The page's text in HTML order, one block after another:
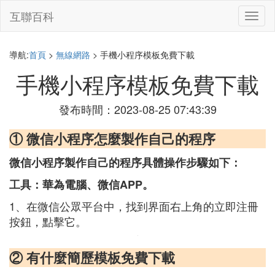
切
換
互聯百科
導航:首頁 > 無線網路 > 手機小程序模板免費下載
手機小程序模板免費下載
發布時間：2023-08-25 07:43:39
① 微信小程序怎麼製作自己的程序
微信小程序製作自己的程序具體操作步驟如下：
工具：華為電腦、微信APP。
1、在微信公眾平台中，找到界面右上角的立即注冊
按鈕，點擊它。
② 有什麼簡歷模板免費下載